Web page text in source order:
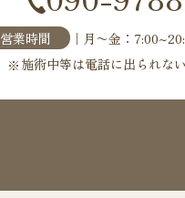
営業時間
｜月〜金：
施術中等は電話に出られな